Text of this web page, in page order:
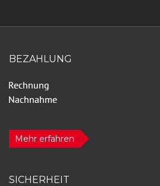
BEZAHLUNG
Mehr erfahren
SICHERHEIT